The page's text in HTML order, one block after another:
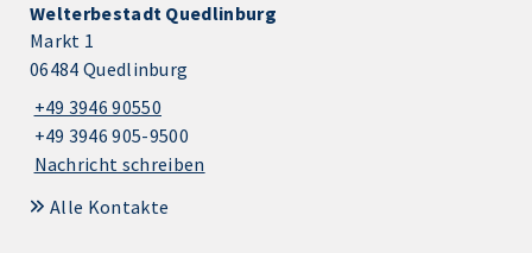
Welterbestadt Quedlinburg
Markt 1
06484 Quedlinburg
+49 3946 90550
+49 3946 905-9500
Nachricht schreiben
Alle Kontakte